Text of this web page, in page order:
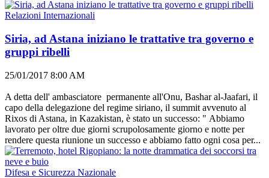
Relazioni Internazionali
Siria, ad Astana iniziano le trattative tra governo e
gruppi ribelli
25/01/2017 8:00 AM
A detta dell' ambasciatore permanente all'Onu, Bashar al-Jaafari, il
capo della delegazione del regime siriano, il summit avvenuto al
Rixos di Astana, in Kazakistan, è stato un successo: " Abbiamo
lavorato per oltre due giorni scrupolosamente giorno e notte per
rendere questa riunione un successo e abbiamo fatto ogni cosa per...
Difesa e Sicurezza Nazionale